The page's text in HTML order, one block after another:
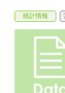
統計情報